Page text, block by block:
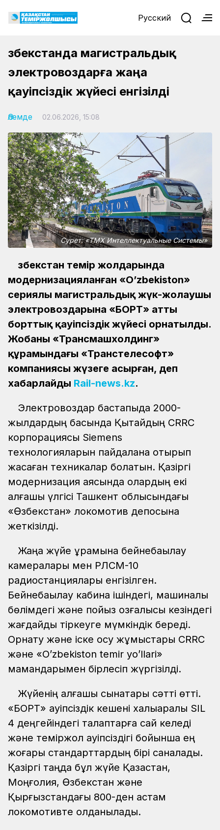
Русский
Өзбекстанда магистральдық
электровоздарға жаңа
қауіпсіздік жүйесі енгізілді
Әлемде 02.06.2026, 15:08
Сурет: «ТМХ Интеллектуальные Системы»
Өзбекстан темір жолдарында
модернизацияланған «O’zbekiston»
сериялы магистральдық жүк-жолаушы
электровоздарына «БОРТ» атты
борттық қауіпсіздік жүйесі орнатылды.
Жобаны «Трансмашхолдинг»
құрамындағы «Транстелесофт»
компаниясы жүзеге асырған, деп
хабарлайды Rail-news.kz.
Электровоздар бастапқыда 2000-
жылдардың басында Қытайдың CRRC
корпорациясы Siemens
технологияларын пайдалана отырып
жасаған техникалар болатын. Қазіргі
модернизация аясында олардың екі
алғашқы үлгісі Ташкент облысындағы
«Өзбекстан» локомотив депосына
жеткізілді.
Жаңа жүйе құрамына бейнебақылау
камералары мен РЛСМ-10
радиостанциялары енгізілген.
Бейнебақылау кабина ішіндегі, машиналық
бөлімдегі және пойыз қозғалысы кезіндегі
жағдайды тіркеуге мүмкіндік береді.
Орнату және іске қосу жұмыстары CRRC
және «O’zbekiston temir yo’llari»
мамандарымен бірлесіп жүргізілді.
Жүйенің алғашқы сынақтары сәтті өтті.
«БОРТ» қауіпсіздік кешені халықаралық SIL
4 деңгейіндегі талаптарға сай келеді
және теміржол қауіпсіздігі бойынша ең
жоғары стандарттардың бірі саналады.
Қазіргі таңда бұл жүйе Қазақстан,
Моңғолия, Өзбекстан және
Қырғызстандағы 800-ден астам
локомотивте қолданылады.